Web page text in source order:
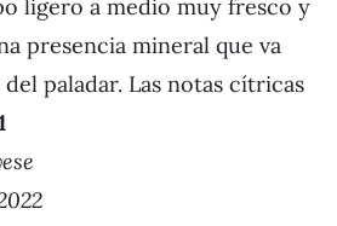
ligero a medio muy fresco y
presencia mineral que va
paladar. Las notas cítricas